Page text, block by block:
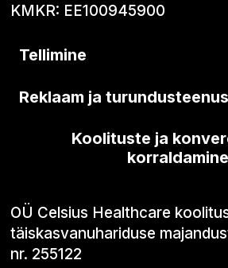
KMKR: EE100945900
Tellimine
Reklaam ja
Koolituste ja
korraldamine
OÜ Celsius Healthcare
täiskasvanuhariduse
nr. 255122